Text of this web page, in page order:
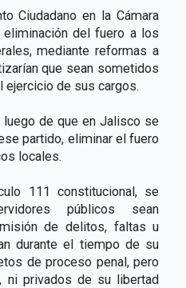
Ciudadano en la Cámara
del fuero a los
mediante reformas a
que sean sometidos
ejercicio de sus cargos.
de que en Jalisco se
partido, eliminar el fuero
locales.
111 constitucional, se
públicos sean
de delitos, faltas u
durante el tiempo de su
de proceso penal, pero
ni privados de su libertad